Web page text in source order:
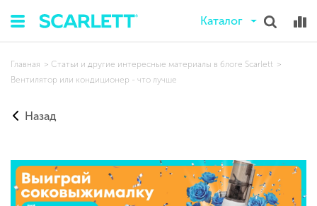
Каталог
Главная
Статьи и другие интересные материалы в блоге Scarlett
Вентилятор или кондиционер - что лучше
Назад